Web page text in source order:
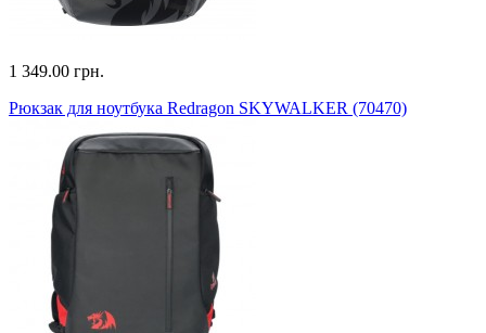
1 349.00 грн.
Рюкзак для ноутбука Redragon SKYWALKER (70470)